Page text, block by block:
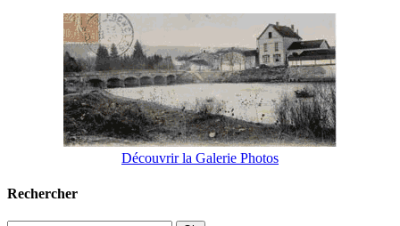
Découvrir la Galerie Photos
Rechercher